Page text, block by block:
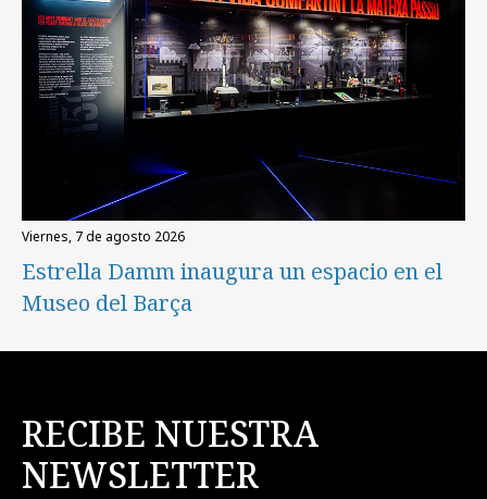
viernes, 7 de agosto 2026
Estrella Damm inaugura un espacio en el
Museo del Barça
RECIBE NUESTRA
NEWSLETTER